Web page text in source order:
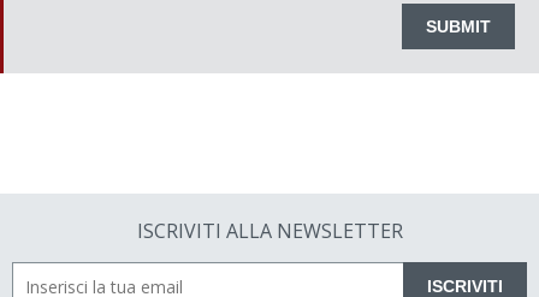
ISCRIVITI ALLA NEWSLETTER
ISCRIVITI